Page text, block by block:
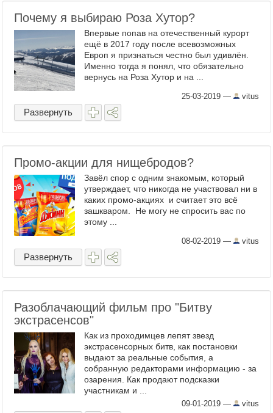
Почему я выбираю Роза Хутор?
Впервые попав на отечественный курорт
ещё в 2017 году после всевозможных
Европ я признаться честно был удивлён.
Именно тогда я понял, что обязательно
вернусь на Роза Хутор и на ...
25-03-2019 — vitus
Развернуть
Промо-акции для нищебродов?
Завёл спор с одним знакомым, который
утверждает, что никогда не участвовал ни в
каких промо-акциях и считает это всё
зашкваром. Не могу не спросить вас по
этому ...
08-02-2019 — vitus
Развернуть
Разоблачающий фильм про "Битву
экстрасенсов"
Как из проходимцев лепят звезд
экстрасенсорных битв, как постановки
выдают за реальные события, а
собранную редакторами информацию - за
озарения. Как продают подсказки
участникам и ...
09-01-2019 — vitus